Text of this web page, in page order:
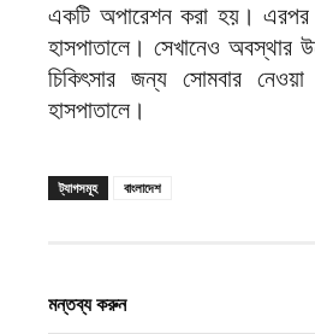
একটি অপারেশন করা হয়। এরপর
হাসপাতালে। সেখানেও অবস্থার
চিকিৎসার জন্য সোমবার নেওয়া
হাসপাতালে।
ট্যাগসমূহ বাংলাদেশ
মন্তব্য করুন